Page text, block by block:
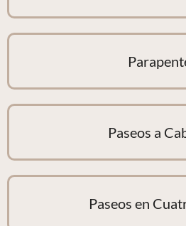
Paseos a
Paseos en